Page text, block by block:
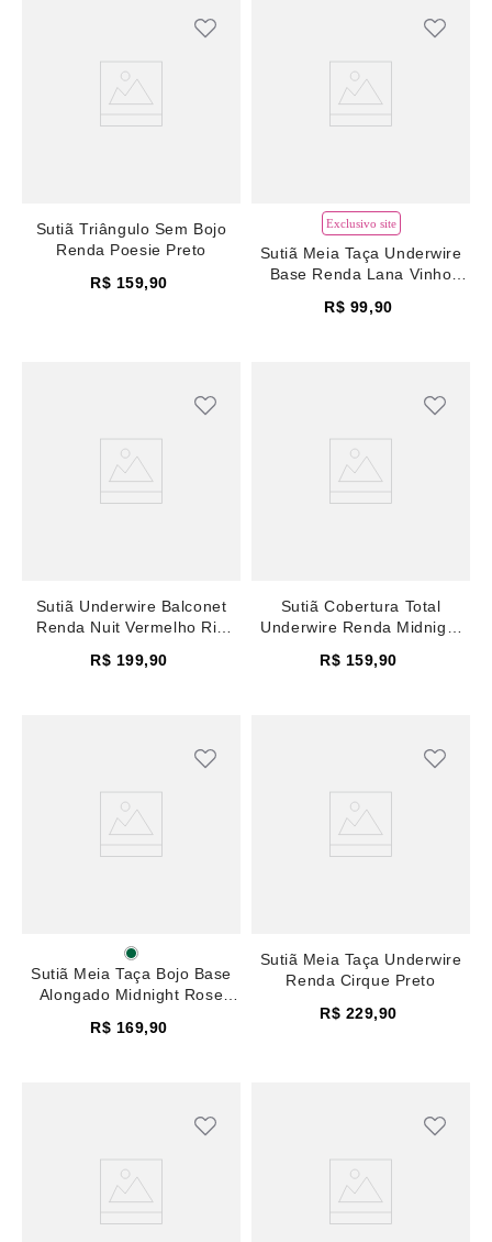
Sutiã Triângulo Sem Bojo
Renda Poesie Preto
R$ 159,90
Exclusivo site
Sutiã Meia Taça Underwire
Base Renda Lana Vinho
R$ 99,90
Sutiã Underwire Balconet
Renda Nuit Vermelho Rio
R$ 199,90
Sutiã Cobertura Total
Underwire Renda Midnight
R$ 159,90
Sutiã Meia Taça Bojo Base
Alongado Midnight Rose
R$ 169,90
Sutiã Meia Taça Underwire
Renda Cirque Preto
R$ 229,90